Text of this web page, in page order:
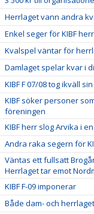
Herrlaget vann andra
Enkel seger för KIBF
Kvalspel väntar för
Damlaget spelar kvar i
KIBF F 07/08 tog ikväll
KIBF söker personer
föreningen
KIBF herr slog Arvika i
Andra raka segern för
Väntas ett fullsatt
Herrlaget tar emot
KIBF F-09 imponerar
Både dam- och